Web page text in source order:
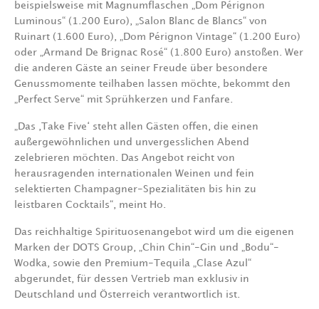
beispielsweise mit Magnumflaschen „Dom Pérignon
Luminous“ (1.200 Euro), „Salon Blanc de Blancs“ von
Ruinart (1.600 Euro), „Dom Pérignon Vintage“ (1.200 Euro)
oder „Armand De Brignac Rosé“ (1.800 Euro) anstoßen. Wer
die anderen Gäste an seiner Freude über besondere
Genussmomente teilhaben lassen möchte, bekommt den
„Perfect Serve“ mit Sprühkerzen und Fanfare.
„Das ‚Take Five‘ steht allen Gästen offen, die einen
außergewöhnlichen und unvergesslichen Abend
zelebrieren möchten. Das Angebot reicht von
herausragenden internationalen Weinen und fein
selektierten Champagner-Spezialitäten bis hin zu
leistbaren Cocktails“, meint Ho.
Das reichhaltige Spirituosenangebot wird um die eigenen
Marken der DOTS Group, „Chin Chin“-Gin und „Bodu“-
Wodka, sowie den Premium-Tequila „Clase Azul“
abgerundet, für dessen Vertrieb man exklusiv in
Deutschland und Österreich verantwortlich ist.